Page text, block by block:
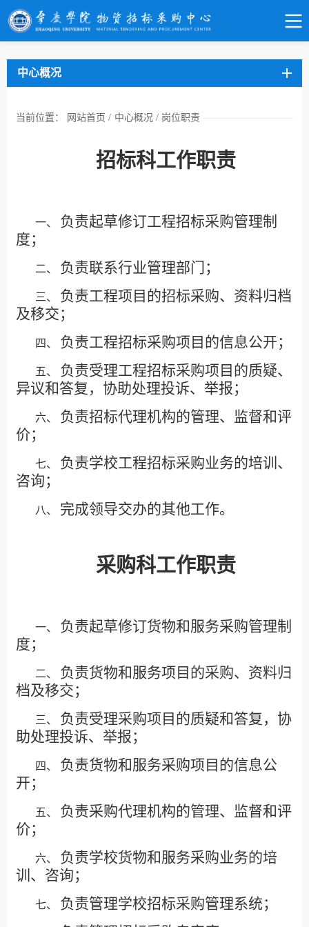
中心概况
当前位置： 网站首页 / 中心概况 / 岗位职责
招标科工作职责
一、 负责起草修订工程招标采购管理制
度；
二、 负责联系行业管理部门；
三、 负责工程项目的招标采购、资料归档
及移交；
四、 负责工程招标采购项目的信息公开；
五、 负责受理工程招标采购项目的质疑、
异议和答复，协助处理投诉、举报；
六、 负责招标代理机构的管理、监督和评
价；
七、 负责学校工程招标采购业务的培训、
咨询；
八、 完成领导交办的其他工作。
采购科工作职责
一、 负责起草修订货物和服务采购管理制
度；
二、 负责货物和服务项目的采购、资料归
档及移交；
三、 负责受理采购项目的质疑和答复，协
助处理投诉、举报；
四、 负责货物和服务采购项目的信息公
开；
五、 负责采购代理机构的管理、监督和评
价；
六、 负责学校货物和服务采购业务的培
训、咨询；
七、 负责管理学校招标采购管理系统；